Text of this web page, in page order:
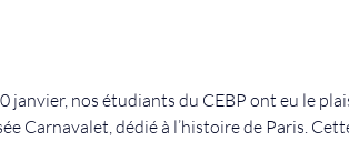
janvier, nos étudiants du CEBP ont eu le
Carnavalet, dédié à l’histoire de Paris.